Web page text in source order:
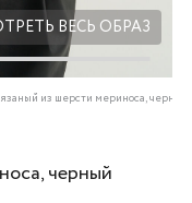
ВЕСЬ ОБРАЗ
из шерсти мериноса, черный
черный